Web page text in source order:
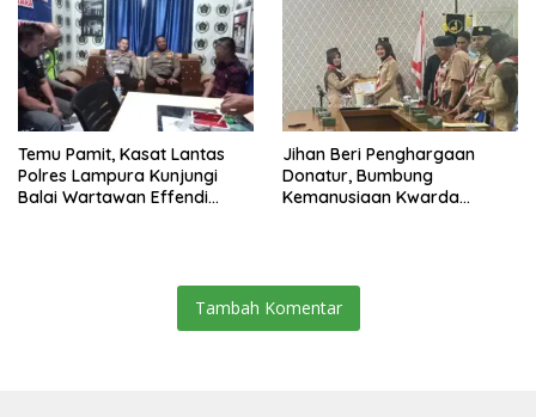
Temu Pamit, Kasat Lantas
Polres Lampura Kunjungi
Balai Wartawan Effendi
Jihan Beri Penghargaan
Donatur, Bumbung
Kemanusiaan Kwarda
Tambah Komentar